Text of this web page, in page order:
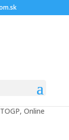
, Online